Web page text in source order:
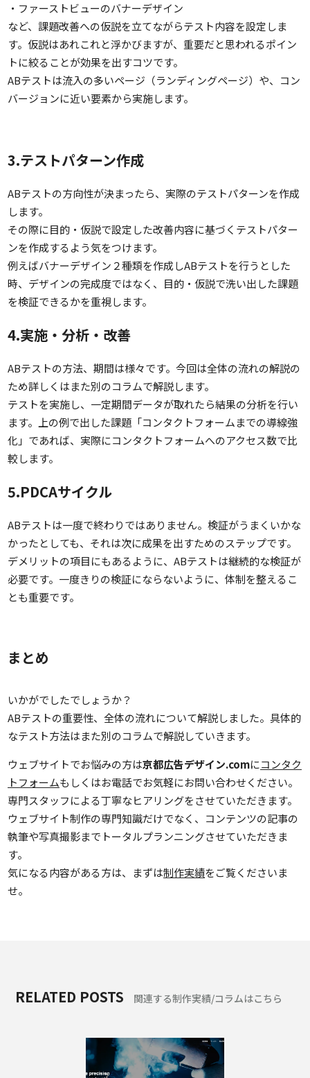
・ファーストビューのバナーデザイン
など、課題改善への仮説を立てながらテスト内容を設定しま
す。仮説はあれこれと浮かびますが、重要だと思われるポイン
トに絞ることが効果を出すコツです。
ABテストは流入の多いページ（ランディングページ）や、コン
バージョンに近い要素から実施します。
3.テストパターン作成
ABテストの方向性が決まったら、実際のテストパターンを作成
します。
その際に目的・仮説で設定した改善内容に基づくテストパター
ンを作成するよう気をつけます。
例えばバナーデザイン２種類を作成しABテストを行うとした
時、デザインの完成度ではなく、目的・仮説で洗い出した課題
を検証できるかを重視します。
4.実施・分析・改善
ABテストの方法、期間は様々です。今回は全体の流れの解説の
ため詳しくはまた別のコラムで解説します。
テストを実施し、一定期間データが取れたら結果の分析を行い
ます。上の例で出した課題「コンタクトフォームまでの導線強
化」であれば、実際にコンタクトフォームへのアクセス数で比
較します。
5.PDCAサイクル
ABテストは一度で終わりではありません。検証がうまくいかな
かったとしても、それは次に成果を出すためのステップです。
デメリットの項目にもあるように、ABテストは継続的な検証が
必要です。一度きりの検証にならないように、体制を整えるこ
とも重要です。
まとめ
いかがでしたでしょうか？
ABテストの重要性、全体の流れについて解説しました。具体的
なテスト方法はまた別のコラムで解説していきます。
ウェブサイトでお悩みの方は京都広告デザイン.comにコンタク
トフォームもしくはお電話でお気軽にお問い合わせください。
専門スタッフによる丁寧なヒアリングをさせていただきます。
ウェブサイト制作の専門知識だけでなく、コンテンツの記事の
執筆や写真撮影までトータルプランニングさせていただきま
す。
気になる内容がある方は、まずは制作実績をご覧くださいま
せ。
RELATED POSTS 関連する制作実績/コラムはこちら